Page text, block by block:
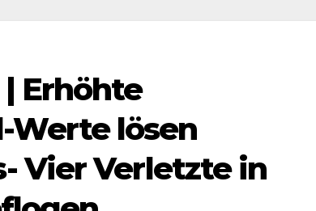
Erhöhte
Werte lösen
Vier Verletzte in